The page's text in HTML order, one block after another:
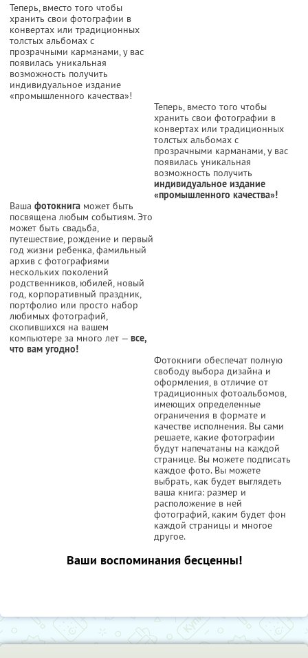
Теперь, вместо того чтобы
хранить свои фотографии в
конвертах или традиционных
толстых альбомах с
прозрачными карманами, у вас
появилась уникальная
возможность получить
индивидуальное издание
«промышленного качества»!
Теперь, вместо того чтобы
хранить свои фотографии в
конвертах или традиционных
толстых альбомах с
прозрачными карманами, у вас
появилась уникальная
возможность получить
индивидуальное издание
«промышленного качества»!
Ваша фотокнига может быть
посвящена любым событиям. Это
может быть свадьба,
путешествие, рождение и первый
год жизни ребенка, фамильный
архив с фотографиями
нескольких поколений
родственников, юбилей, новый
год, корпоративный праздник,
портфолио или просто набор
любимых фотографий,
скопившихся на вашем
компьютере за много лет — все,
что вам угодно!
Фотокниги обеспечат полную
свободу выбора дизайна и
оформления, в отличие от
традиционных фотоальбомов,
имеющих определенные
ограничения в формате и
качестве исполнения. Вы сами
решаете, какие фотографии
будут напечатаны на каждой
странице. Вы можете подписать
каждое фото. Вы можете
выбрать, как будет выглядеть
ваша книга: размер и
расположение в ней
фотографий, каким будет фон
каждой страницы и многое
другое.
Ваши воспоминания бесценны!